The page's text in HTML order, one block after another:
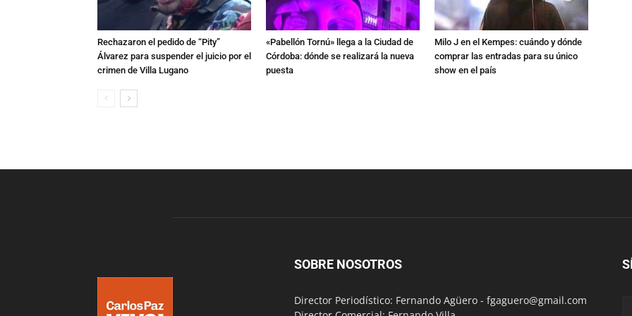
Rechazaron el pedido de “Pity”
Álvarez para suspender el juicio por el
crimen de Villa Lugano
«Pabellón Tornú» llega a la Ciudad de
Córdoba: dónde se realizará la nueva
puesta
Milo J en el Kempes: cuándo y dónde
comprar las entradas para su único
show en el país
SOBRE NOSOTROS
Director Periodístico: Fernando Agüero - fgaguero@gmail.com